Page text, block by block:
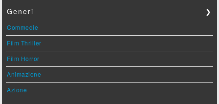
Generi ❯
Commedie
Film Thriller
Film Horror
Animazione
Azione